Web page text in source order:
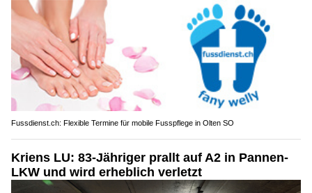
Fussdienst.ch: Flexible Termine für mobile Fusspflege in Olten SO
Kriens LU: 83-Jähriger prallt auf A2 in Pannen-
LKW und wird erheblich verletzt